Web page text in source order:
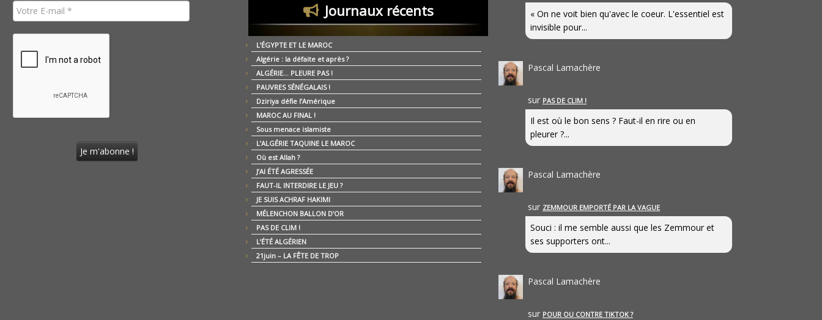
Journaux récents
L’ÉGYPTE ET LE MAROC
Algérie : la défaite et après ?
ALGÉRIE… PLEURE PAS !
PAUVRES SÉNÉGALAIS !
Dziriya défie l’Amérique
MAROC AU FINAL !
Sous menace islamiste
L’ALGÉRIE TAQUINE LE MAROC
Où est Allah ?
J’AI ÉTÉ AGRESSÉE
FAUT-IL INTERDIRE LE JEU ?
JE SUIS ACHRAF HAKIMI
MÉLENCHON BALLON D’OR
PAS DE CLIM !
L’ÉTÉ ALGÉRIEN
21juin – LA FÊTE DE TROP
« On ne voit bien qu'avec le coeur. L'essentiel est
invisible pour...
Pascal Lamachère
sur PAS DE CLIM !
Il est où le bon sens ? Faut-il en rire ou en
pleurer ?...
Pascal Lamachère
sur ZEMMOUR EMPORTÉ PAR LA VAGUE
Souci : il me semble aussi que les Zemmour et
ses supporters ont...
Pascal Lamachère
sur POUR OU CONTRE TIKTOK ?